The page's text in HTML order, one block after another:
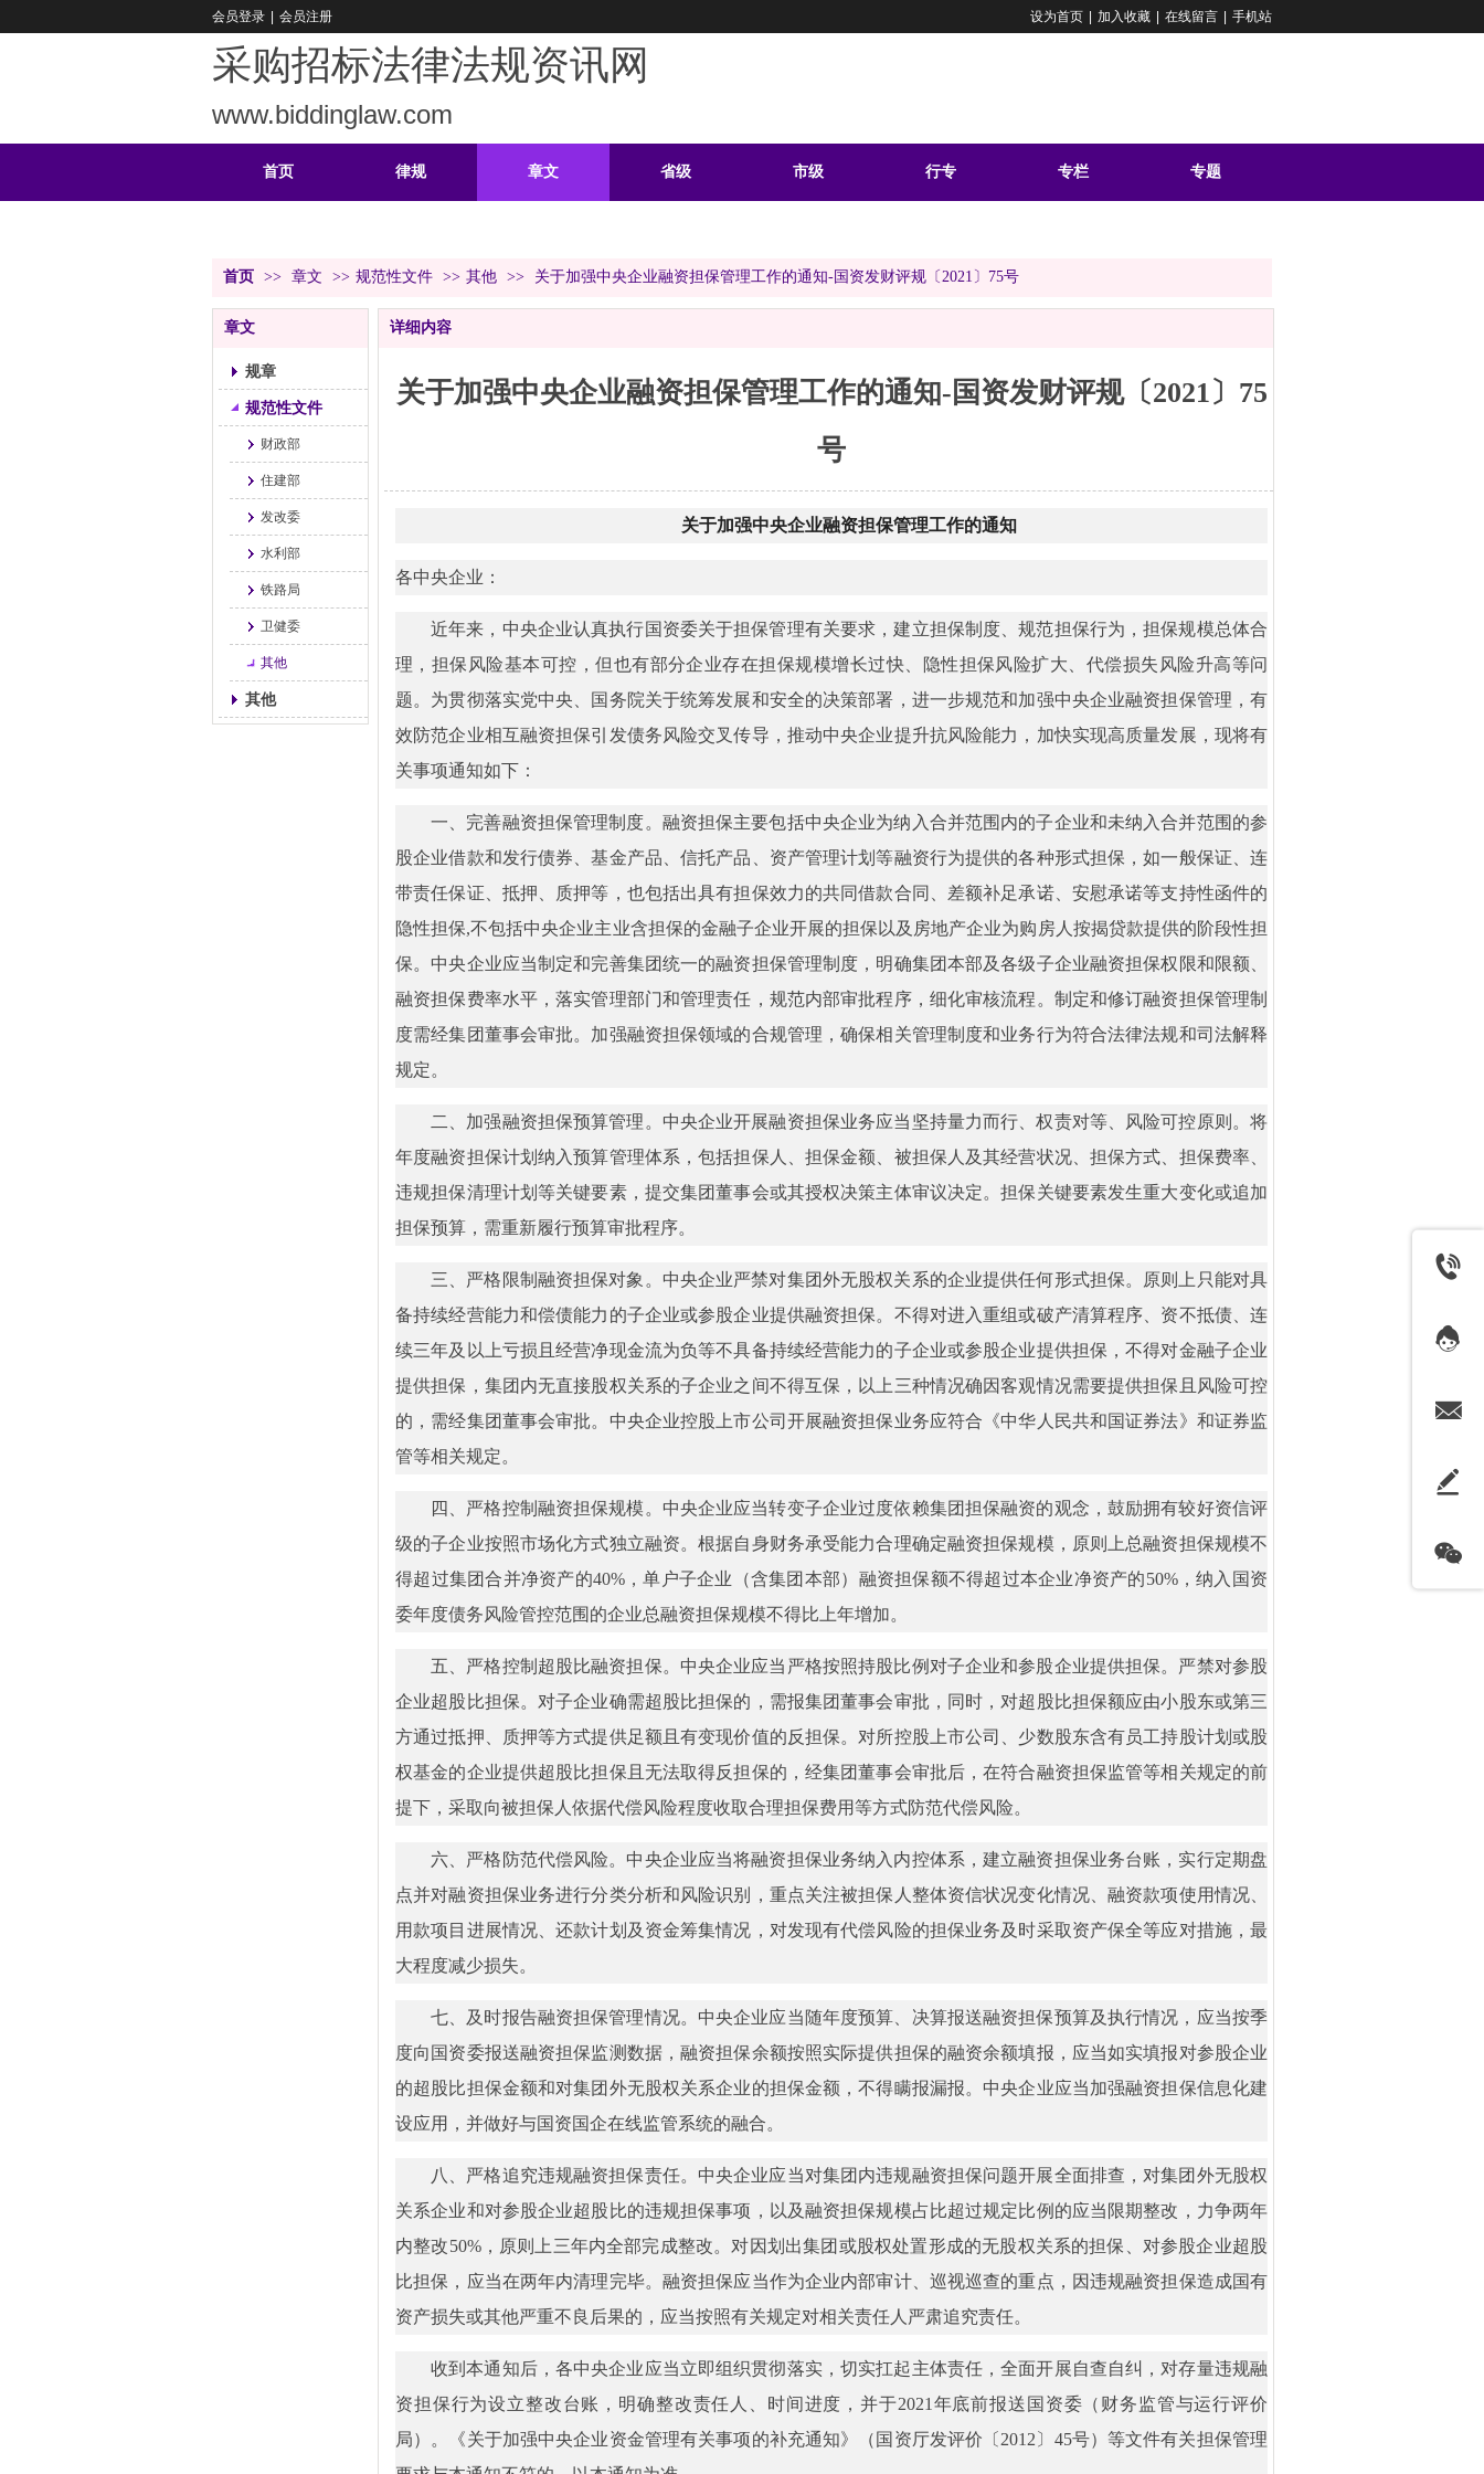
采购招标法律法规资讯网
www.biddinglaw.com
会员登录 会员注册 设为首页 加入收藏 在线留言 手机站
首页 律规 章文 省级 市级 行专 专栏 专题
首页 >> 章文 >> 规范性文件 >> 其他 >> 关于加强中央企业融资担保管理工作的通知-国资发财评规〔2021〕75号
章文
规章
规范性文件
财政部
住建部
发改委
水利部
铁路局
卫健委
其他
其他
详细内容
关于加强中央企业融资担保管理工作的通知-国资发财评规〔2021〕75
号
关于加强中央企业融资担保管理工作的通知
各中央企业：
近年来，中央企业认真执行国资委关于担保管理有关要求，建立担保制度、规范担保行为，担保规模总体合
理，担保风险基本可控，但也有部分企业存在担保规模增长过快、隐性担保风险扩大、代偿损失风险升高等问
题。为贯彻落实党中央、国务院关于统筹发展和安全的决策部署，进一步规范和加强中央企业融资担保管理，有
效防范企业相互融资担保引发债务风险交叉传导，推动中央企业提升抗风险能力，加快实现高质量发展，现将有
关事项通知如下：
一、完善融资担保管理制度。融资担保主要包括中央企业为纳入合并范围内的子企业和未纳入合并范围的参
股企业借款和发行债券、基金产品、信托产品、资产管理计划等融资行为提供的各种形式担保，如一般保证、连
带责任保证、抵押、质押等，也包括出具有担保效力的共同借款合同、差额补足承诺、安慰承诺等支持性函件的
隐性担保,不包括中央企业主业含担保的金融子企业开展的担保以及房地产企业为购房人按揭贷款提供的阶段性担
保。中央企业应当制定和完善集团统一的融资担保管理制度，明确集团本部及各级子企业融资担保权限和限额、
融资担保费率水平，落实管理部门和管理责任，规范内部审批程序，细化审核流程。制定和修订融资担保管理制
度需经集团董事会审批。加强融资担保领域的合规管理，确保相关管理制度和业务行为符合法律法规和司法解释
规定。
二、加强融资担保预算管理。中央企业开展融资担保业务应当坚持量力而行、权责对等、风险可控原则。将
年度融资担保计划纳入预算管理体系，包括担保人、担保金额、被担保人及其经营状况、担保方式、担保费率、
违规担保清理计划等关键要素，提交集团董事会或其授权决策主体审议决定。担保关键要素发生重大变化或追加
担保预算，需重新履行预算审批程序。
三、严格限制融资担保对象。中央企业严禁对集团外无股权关系的企业提供任何形式担保。原则上只能对具
备持续经营能力和偿债能力的子企业或参股企业提供融资担保。不得对进入重组或破产清算程序、资不抵债、连
续三年及以上亏损且经营净现金流为负等不具备持续经营能力的子企业或参股企业提供担保，不得对金融子企业
提供担保，集团内无直接股权关系的子企业之间不得互保，以上三种情况确因客观情况需要提供担保且风险可控
的，需经集团董事会审批。中央企业控股上市公司开展融资担保业务应符合《中华人民共和国证券法》和证券监
管等相关规定。
四、严格控制融资担保规模。中央企业应当转变子企业过度依赖集团担保融资的观念，鼓励拥有较好资信评
级的子企业按照市场化方式独立融资。根据自身财务承受能力合理确定融资担保规模，原则上总融资担保规模不
得超过集团合并净资产的40%，单户子企业（含集团本部）融资担保额不得超过本企业净资产的50%，纳入国资
委年度债务风险管控范围的企业总融资担保规模不得比上年增加。
五、严格控制超股比融资担保。中央企业应当严格按照持股比例对子企业和参股企业提供担保。严禁对参股
企业超股比担保。对子企业确需超股比担保的，需报集团董事会审批，同时，对超股比担保额应由小股东或第三
方通过抵押、质押等方式提供足额且有变现价值的反担保。对所控股上市公司、少数股东含有员工持股计划或股
权基金的企业提供超股比担保且无法取得反担保的，经集团董事会审批后，在符合融资担保监管等相关规定的前
提下，采取向被担保人依据代偿风险程度收取合理担保费用等方式防范代偿风险。
六、严格防范代偿风险。中央企业应当将融资担保业务纳入内控体系，建立融资担保业务台账，实行定期盘
点并对融资担保业务进行分类分析和风险识别，重点关注被担保人整体资信状况变化情况、融资款项使用情况、
用款项目进展情况、还款计划及资金筹集情况，对发现有代偿风险的担保业务及时采取资产保全等应对措施，最
大程度减少损失。
七、及时报告融资担保管理情况。中央企业应当随年度预算、决算报送融资担保预算及执行情况，应当按季
度向国资委报送融资担保监测数据，融资担保余额按照实际提供担保的融资余额填报，应当如实填报对参股企业
的超股比担保金额和对集团外无股权关系企业的担保金额，不得瞒报漏报。中央企业应当加强融资担保信息化建
设应用，并做好与国资国企在线监管系统的融合。
八、严格追究违规融资担保责任。中央企业应当对集团内违规融资担保问题开展全面排查，对集团外无股权
关系企业和对参股企业超股比的违规担保事项，以及融资担保规模占比超过规定比例的应当限期整改，力争两年
内整改50%，原则上三年内全部完成整改。对因划出集团或股权处置形成的无股权关系的担保、对参股企业超股
比担保，应当在两年内清理完毕。融资担保应当作为企业内部审计、巡视巡查的重点，因违规融资担保造成国有
资产损失或其他严重不良后果的，应当按照有关规定对相关责任人严肃追究责任。
收到本通知后，各中央企业应当立即组织贯彻落实，切实扛起主体责任，全面开展自查自纠，对存量违规融
资担保行为设立整改台账，明确整改责任人、时间进度，并于2021年底前报送国资委（财务监管与运行评价
局）。《关于加强中央企业资金管理有关事项的补充通知》（国资厅发评价〔2012〕45号）等文件有关担保管理